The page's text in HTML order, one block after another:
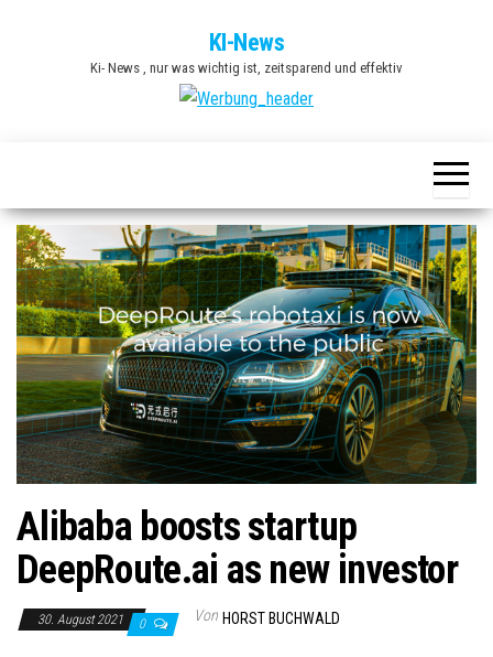
KI-News
Ki- News , nur was wichtig ist, zeitsparend und effektiv
Alibaba boosts startup
DeepRoute.ai as new investor
30. August 2021 0 Von HORST BUCHWALD